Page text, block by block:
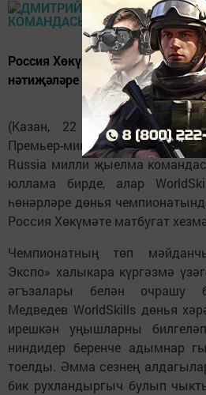
Россия Хөкүмәте башлыгы
нәтиҗәләре анда
(Казан, 22 август,«Татар-
Премьер-министры Дмитрий
Russia милли җыелма
юллама бирде, алар
һөнәрләре дөнья
Россия Хөкүмәте матбугат
Чемпионатның төп
Экспо» халыкара күргәзмә
әгъзалары белән очрашу
Медведев WorldSkills дөнья
ирешкән уңышларны
ниндидер беренче адымнар
тоелды. Әмма сезнең
бик рухландыргыч булып